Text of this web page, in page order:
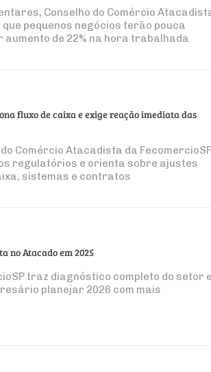
Conselho do Comércio
pequenos negócios terão pouca
de 22% na hora trabalhada
fluxo de caixa e exige reação imediata das
Comércio Atacadista da
regulatórios e orienta sobre ajustes
sistemas e contratos
no Atacado em 2025
traz diagnóstico completo do setor
planejar 2026 com mais